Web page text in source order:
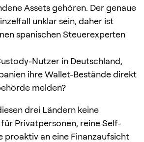
Assets gehören. Der genaue
unklar sein, daher ist
spanischen Steuerexperten
Nutzer in Deutschland,
ihre Wallet-Bestände direkt
melden?
drei Ländern keine
Privatpersonen, reine Self-
proaktiv an eine Finanzaufsicht